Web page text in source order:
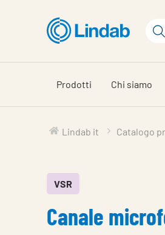
contenuto
principale
Prodotti Chi siamo
Lindab it Catalogo
VSR
Canale